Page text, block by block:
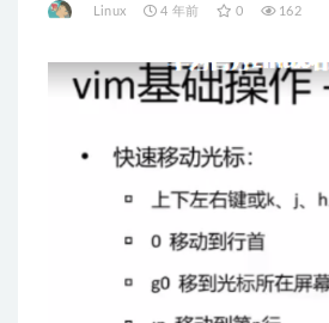
Linux 4 年前 0 162